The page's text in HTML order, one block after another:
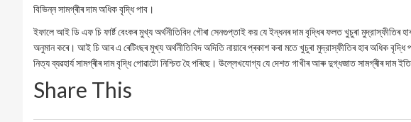
বিভিন্ন সামগ্ৰীৰ দাম অধিক বৃদ্ধি পাব।
ইফালে আই ডি এফ চি ফাৰ্ষ্ট বেংকৰ মুখ্য অর্থনীতিবিদ গৌৰা সেনগুপ্তাই কয় যে ইন্ধনৰ দাম বৃদ্ধিৰ ফলত খুচুৰা
অনুমান কৰে। আই চি আৰ এ ৰেটিংছৰ মুখ্য অর্থনীতিবিদ অদিতি নায়াৰে প্ৰকাশ কৰা মতে খুচুৰা মুদ্রাস্ফীতিৰ হাৰ অধিক বৃদ্ধি
নিত্য ব্যৱহাৰ্য সামগ্ৰীৰ দাম বৃদ্ধি পোৱাটো নিশ্চিত হৈ পৰিছে। উল্লেখযোগ্য যে দেশত গাখীৰ আৰু দুগ্ধজাত সামগ্ৰীৰ দাম
Share This